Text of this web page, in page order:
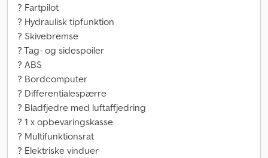
? Fartpilot
? Hydraulisk tipfunktion
? Skivebremse
? Tag- og sidespoiler
? ABS
? Bordcomputer
? Differentialespærre
? Bladfjedre med luftaffjedring
? 1 x opbevaringskasse
? Multifunktionsrat
? Elektriske vinduer